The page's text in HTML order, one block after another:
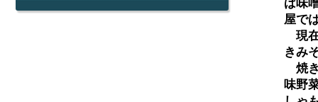
ば味
屋で
現
きみ
焼
味野